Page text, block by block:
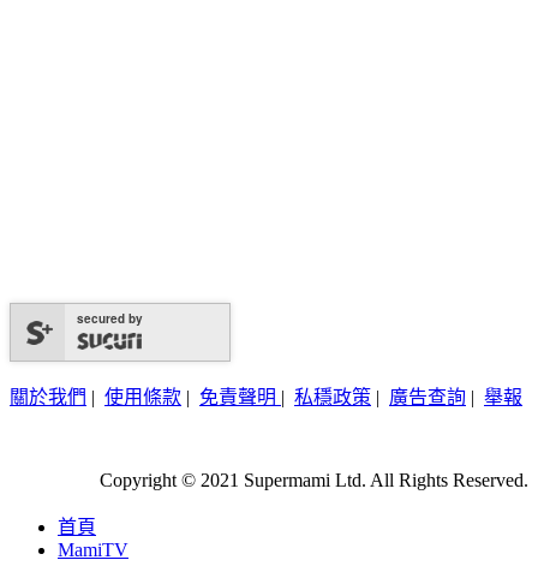
secured by
關於我們 | 使用條款 | 免責聲明 | 私穩政策 | 廣告查詢 | 舉報
Copyright © 2021 Supermami Ltd. All Rights Reserved.
首頁
MamiTV